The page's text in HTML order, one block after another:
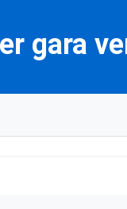
gara